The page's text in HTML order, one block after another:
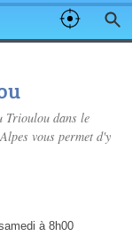
Trioulou dans le
vous permet d'y
à 8h00